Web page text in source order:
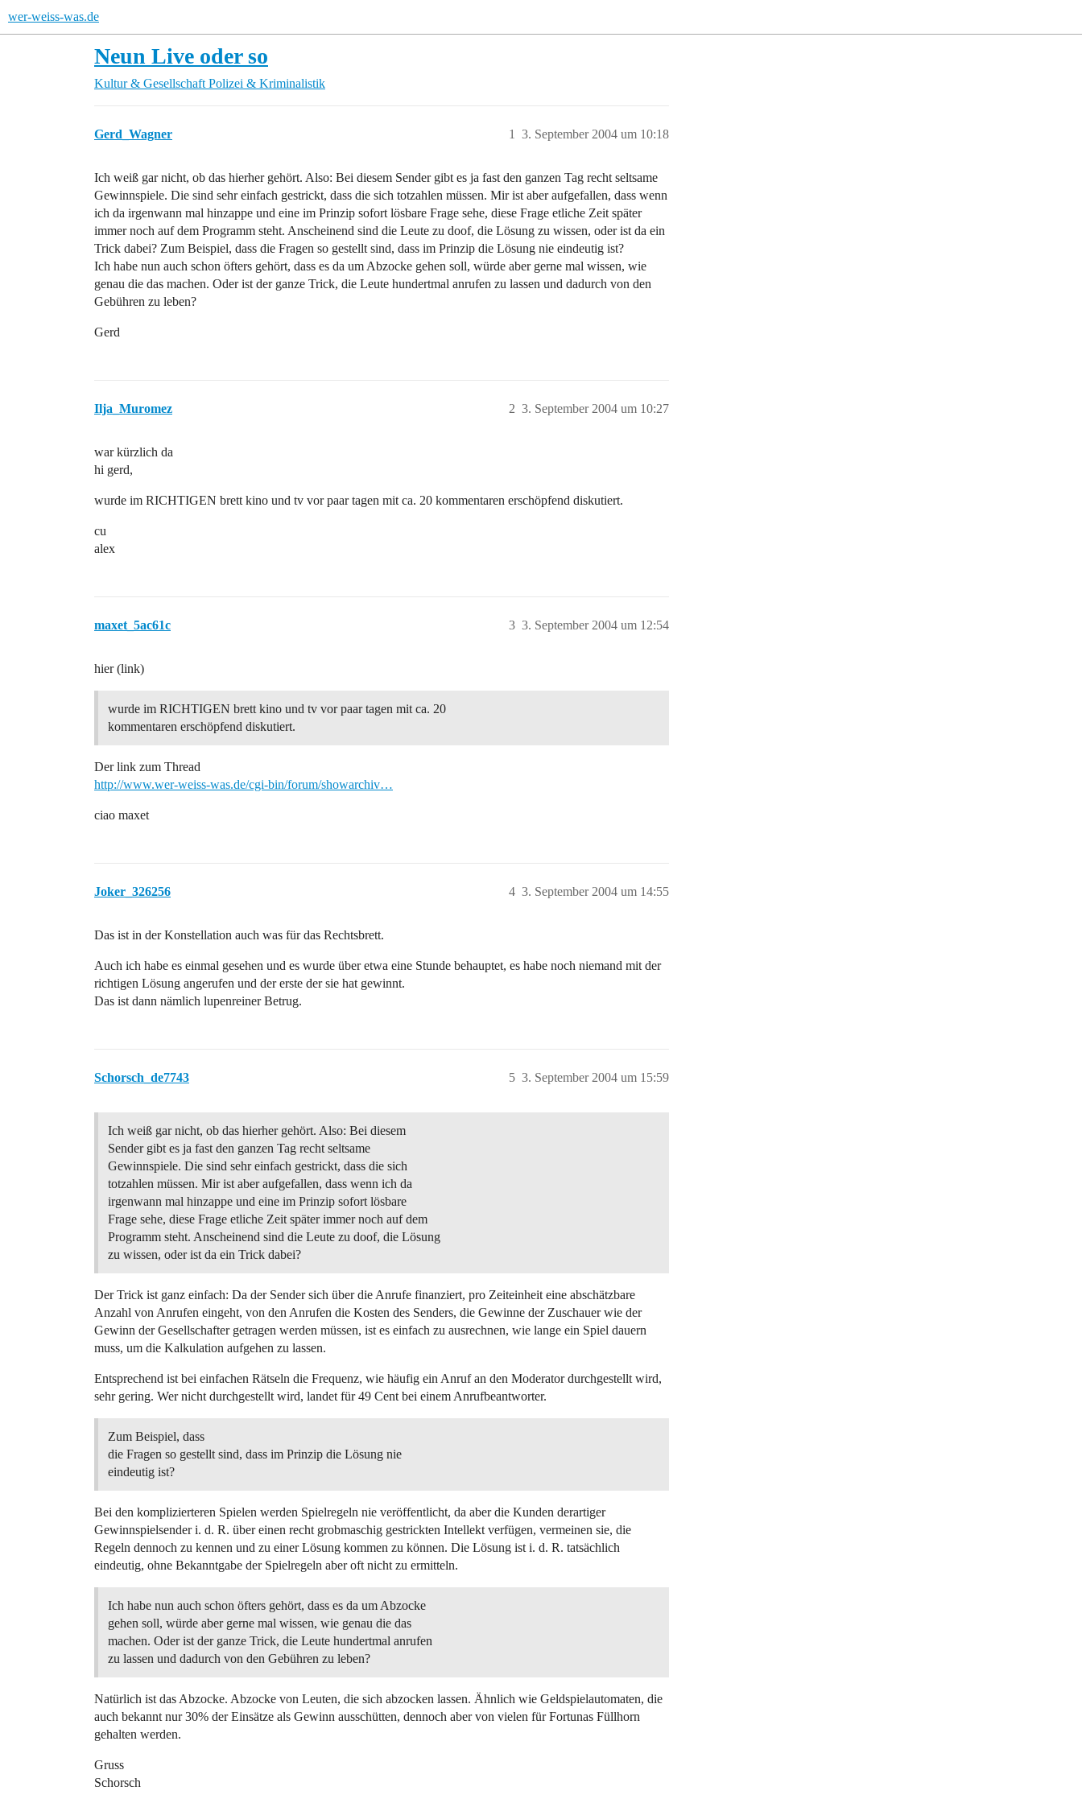
wer-weiss-was.de
Neun Live oder so
Kultur & Gesellschaft Polizei & Kriminalistik
Gerd_Wagner 3. September 2004 um 10:18
1
Ich weiß gar nicht, ob das hierher gehört. Also: Bei diesem Sender gibt es ja fast den ganzen Tag recht seltsame
Gewinnspiele. Die sind sehr einfach gestrickt, dass die sich totzahlen müssen. Mir ist aber aufgefallen, dass wenn
ich da irgenwann mal hinzappe und eine im Prinzip sofort lösbare Frage sehe, diese Frage etliche Zeit später
immer noch auf dem Programm steht. Anscheinend sind die Leute zu doof, die Lösung zu wissen, oder ist da ein
Trick dabei? Zum Beispiel, dass die Fragen so gestellt sind, dass im Prinzip die Lösung nie eindeutig ist?
Ich habe nun auch schon öfters gehört, dass es da um Abzocke gehen soll, würde aber gerne mal wissen, wie
genau die das machen. Oder ist der ganze Trick, die Leute hundertmal anrufen zu lassen und dadurch von den
Gebühren zu leben?
Gerd
Ilja_Muromez 3. September 2004 um 10:27
2
war kürzlich da
hi gerd,
wurde im RICHTIGEN brett kino und tv vor paar tagen mit ca. 20 kommentaren erschöpfend diskutiert.
cu
alex
maxet_5ac61c 3. September 2004 um 12:54
3
hier (link)
wurde im RICHTIGEN brett kino und tv vor paar tagen mit ca. 20
kommentaren erschöpfend diskutiert.
Der link zum Thread
http://www.wer-weiss-was.de/cgi-bin/forum/showarchiv…
ciao maxet
Joker_326256 3. September 2004 um 14:55
4
Das ist in der Konstellation auch was für das Rechtsbrett.
Auch ich habe es einmal gesehen und es wurde über etwa eine Stunde behauptet, es habe noch niemand mit der
richtigen Lösung angerufen und der erste der sie hat gewinnt.
Das ist dann nämlich lupenreiner Betrug.
Schorsch_de7743 3. September 2004 um 15:59
5
Ich weiß gar nicht, ob das hierher gehört. Also: Bei diesem
Sender gibt es ja fast den ganzen Tag recht seltsame
Gewinnspiele. Die sind sehr einfach gestrickt, dass die sich
totzahlen müssen. Mir ist aber aufgefallen, dass wenn ich da
irgenwann mal hinzappe und eine im Prinzip sofort lösbare
Frage sehe, diese Frage etliche Zeit später immer noch auf dem
Programm steht. Anscheinend sind die Leute zu doof, die Lösung
zu wissen, oder ist da ein Trick dabei?
Der Trick ist ganz einfach: Da der Sender sich über die Anrufe finanziert, pro Zeiteinheit eine abschätzbare
Anzahl von Anrufen eingeht, von den Anrufen die Kosten des Senders, die Gewinne der Zuschauer wie der
Gewinn der Gesellschafter getragen werden müssen, ist es einfach zu ausrechnen, wie lange ein Spiel dauern
muss, um die Kalkulation aufgehen zu lassen.
Entsprechend ist bei einfachen Rätseln die Frequenz, wie häufig ein Anruf an den Moderator durchgestellt wird,
sehr gering. Wer nicht durchgestellt wird, landet für 49 Cent bei einem Anrufbeantworter.
Zum Beispiel, dass
die Fragen so gestellt sind, dass im Prinzip die Lösung nie
eindeutig ist?
Bei den komplizierteren Spielen werden Spielregeln nie veröffentlicht, da aber die Kunden derartiger
Gewinnspielsender i. d. R. über einen recht grobmaschig gestrickten Intellekt verfügen, vermeinen sie, die
Regeln dennoch zu kennen und zu einer Lösung kommen zu können. Die Lösung ist i. d. R. tatsächlich
eindeutig, ohne Bekanntgabe der Spielregeln aber oft nicht zu ermitteln.
Ich habe nun auch schon öfters gehört, dass es da um Abzocke
gehen soll, würde aber gerne mal wissen, wie genau die das
machen. Oder ist der ganze Trick, die Leute hundertmal anrufen
zu lassen und dadurch von den Gebühren zu leben?
Natürlich ist das Abzocke. Abzocke von Leuten, die sich abzocken lassen. Ähnlich wie Geldspielautomaten, die
auch bekannt nur 30% der Einsätze als Gewinn ausschütten, dennoch aber von vielen für Fortunas Füllhorn
gehalten werden.
Gruss
Schorsch